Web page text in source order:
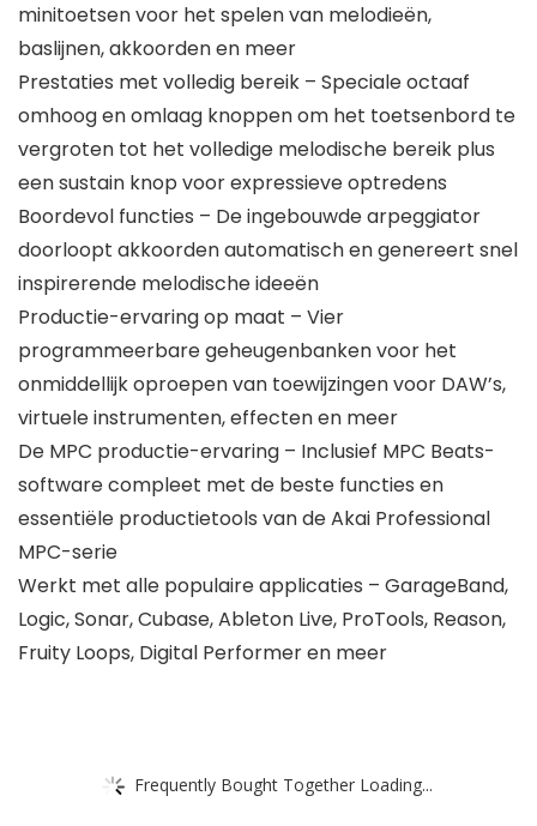
minitoetsen voor het spelen van melodieën,
baslijnen, akkoorden en meer
Prestaties met volledig bereik – Speciale octaaf
omhoog en omlaag knoppen om het toetsenbord te
vergroten tot het volledige melodische bereik plus
een sustain knop voor expressieve optredens
Boordevol functies – De ingebouwde arpeggiator
doorloopt akkoorden automatisch en genereert snel
inspirerende melodische ideeën
Productie-ervaring op maat – Vier
programmeerbare geheugenbanken voor het
onmiddellijk oproepen van toewijzingen voor DAW’s,
virtuele instrumenten, effecten en meer
De MPC productie-ervaring – Inclusief MPC Beats-
software compleet met de beste functies en
essentiële productietools van de Akai Professional
MPC-serie
Werkt met alle populaire applicaties – GarageBand,
Logic, Sonar, Cubase, Ableton Live, ProTools, Reason,
Fruity Loops, Digital Performer en meer
Frequently Bought Together Loading...